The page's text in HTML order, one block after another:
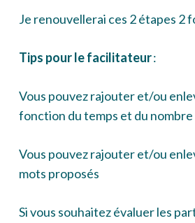
Je renouvellerai ces 2 étapes 2
Tips pour le facilitateur:
Vous pouvez rajouter et/ou
fonction du temps et du
Vous pouvez rajouter et/ou
mots proposés
Si vous souhaitez évaluer les